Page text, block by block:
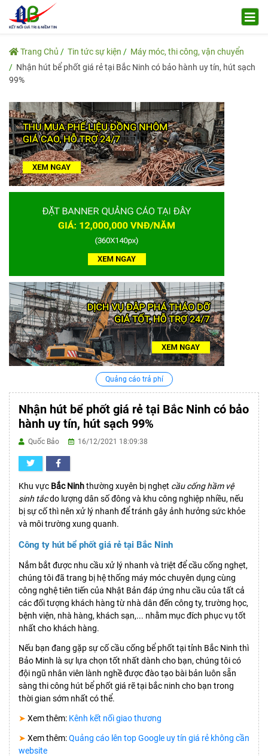
Trang Chủ Tin tức sự kiện
Máy móc, thi công, vận chuyển
Nhận hút bể phốt giá rẻ tại Bắc Ninh có bảo hành uy tín, hút sạch
99%
Quảng cáo trả phí
Nhận hút bể phốt giá rẻ tại Bắc Ninh có bảo
hành uy tín, hút sạch 99%
Quốc Bảo 16/12/2021 18:09:38
Khu vực Bắc Ninhthường xuyên bị nghẹt cầu cống hầm vệ
sinh tắcdo lượng dân số đông và khu công nghiệp nhiều, nếu
bị sự cố thì nên xử lý nhanh để tránh gây ảnh hưởng sức khỏe
và môi trường xung quanh.
Công ty hút bể phốt giá rẻ tại Bắc Ninh
Nắm bắt được nhu cầu xử lý nhanh và triệt để cầu cống nghẹt,
chúng tôi đã trang bị hệ thống máy móc chuyên dụng cùng
công nghệ tiên tiến của Nhật Bản đáp ứng nhu cầu của tất cả
các đối tượng khách hàng từ nhà dân đến công ty, trường học,
bệnh viện, nhà hàng, khách sạn,... nhằm mục đích phục vụ tốt
nhất cho khách hàng.
Nếu bạn đang gặp sự cố cầu cống bể phốt tại tỉnh Bắc Ninh thì
Bảo Minh là sự lựa chọn tốt nhất dành cho bạn, chúng tôi có
đội ngũ nhân viên lành nghề được đào tạo bài bản luôn sẵn
sàng thi công hút bể phốt giá rẽ tại bắc ninh cho bạn trong
thời gian sớm nhất có thể.
➤ Xem thêm: Kênh kết nối giao thương
➤ Xem thêm:Quảng cáo lên top Google uy tín giá rẻ không cần
website